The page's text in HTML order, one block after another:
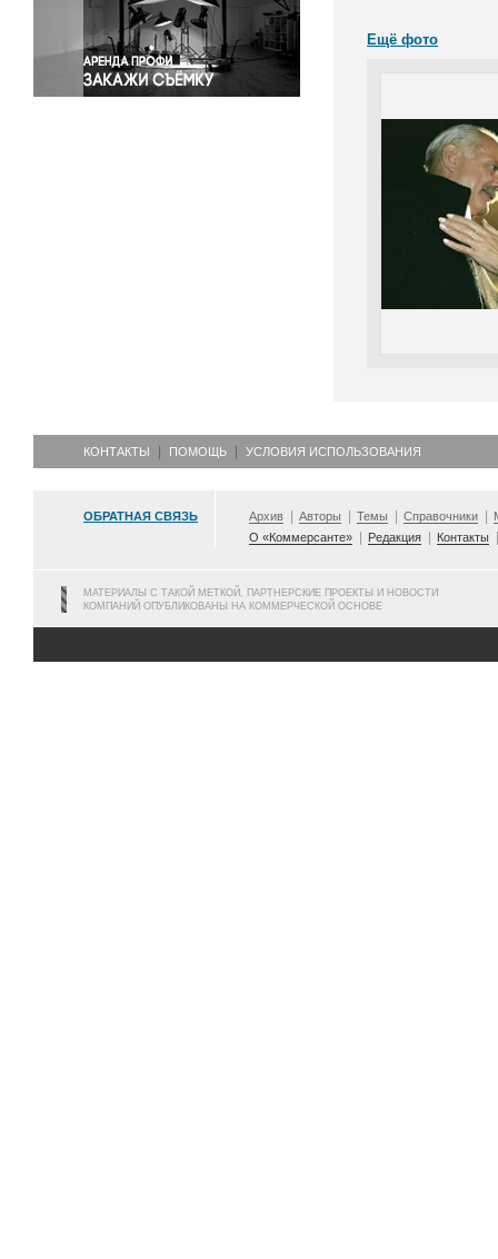
Экология
Экономика и бизнес
Ещё фото
КОНТАКТЫ ПОМОЩЬ УСЛОВИЯ ИСПОЛЬЗОВАНИЯ
ОБРАТНАЯ СВЯЗЬ Архив Авторы Темы Справочники
О «Коммерсанте»
Редакция Контакты
МАТЕРИАЛЫ С ТАКОЙ МЕТКОЙ, ПАРТНЕРСКИЕ ПРОЕКТЫ И НОВОСТИ
КОМПАНИЙ ОПУБЛИКОВАНЫ НА КОММЕРЧЕСКОЙ ОСНОВЕ